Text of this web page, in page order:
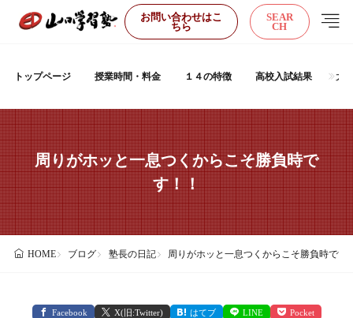
お問い合わせはこ
ちら
SEAR
CH
トップページ 授業時間・料金 １４の特徴 高校入試結果 大
周りがホッと一息つくからこそ勝負時で
す！！
HOME ブログ 塾長の日記 周りがホッと一息つくからこそ勝負時です
Facebook X(旧:Twitter) はてブ LINE Pocket